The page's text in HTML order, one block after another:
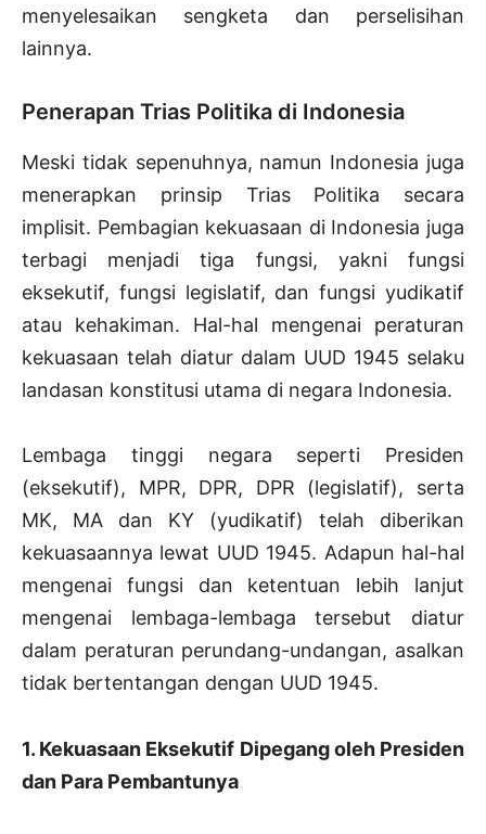
menyelesaikan sengketa dan perselisihan
lainnya.
Penerapan Trias Politika di Indonesia
Meski tidak sepenuhnya, namun Indonesia juga
menerapkan prinsip Trias Politika secara
implisit. Pembagian kekuasaan di Indonesia juga
terbagi menjadi tiga fungsi, yakni fungsi
eksekutif, fungsi legislatif, dan fungsi yudikatif
atau kehakiman. Hal-hal mengenai peraturan
kekuasaan telah diatur dalam UUD 1945 selaku
landasan konstitusi utama di negara Indonesia.
Lembaga tinggi negara seperti Presiden
(eksekutif), MPR, DPR, DPR (legislatif), serta
MK, MA dan KY (yudikatif) telah diberikan
kekuasaannya lewat UUD 1945. Adapun hal-hal
mengenai fungsi dan ketentuan lebih lanjut
mengenai lembaga-lembaga tersebut diatur
dalam peraturan perundang-undangan, asalkan
tidak bertentangan dengan UUD 1945.
1. Kekuasaan Eksekutif Dipegang oleh Presiden
dan Para Pembantunya